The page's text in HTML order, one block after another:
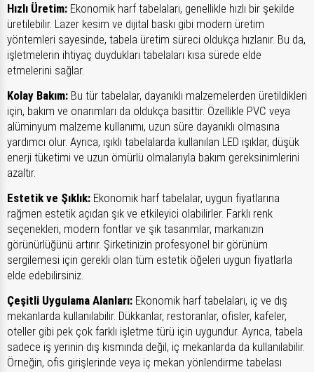
Hızlı Üretim: Ekonomik harf tabelaları, genellikle hızlı bir şekilde
üretilebilir. Lazer kesim ve dijital baskı gibi modern üretim
yöntemleri sayesinde, tabela üretim süreci oldukça hızlanır. Bu da,
işletmelerin ihtiyaç duydukları tabelaları kısa sürede elde
etmelerini sağlar.
Kolay Bakım: Bu tür tabelalar, dayanıklı malzemelerden üretildikleri
için, bakım ve onarımları da oldukça basittir. Özellikle PVC veya
alüminyum malzeme kullanımı, uzun süre dayanıklı olmasına
yardımcı olur. Ayrıca, ışıklı tabelalarda kullanılan LED ışıklar, düşük
enerji tüketimi ve uzun ömürlü olmalarıyla bakım gereksinimlerini
azaltır.
Estetik ve Şıklık: Ekonomik harf tabelalar, uygun fiyatlarına
rağmen estetik açıdan şık ve etkileyici olabilirler. Farklı renk
seçenekleri, modern fontlar ve şık tasarımlar, markanızın
görünürlüğünü artırır. Şirketinizin profesyonel bir görünüm
sergilemesi için gerekli olan tüm estetik öğeleri uygun fiyatlarla
elde edebilirsiniz.
Çeşitli Uygulama Alanları: Ekonomik harf tabelaları, iç ve dış
mekanlarda kullanılabilir. Dükkanlar, restoranlar, ofisler, kafeler,
oteller gibi pek çok farklı işletme türü için uygundur. Ayrıca, tabela
sadece iş yerinin dış kısmında değil, iç mekanlarda da kullanılabilir.
Örneğin, ofis girişlerinde veya iç mekan yönlendirme tabelası